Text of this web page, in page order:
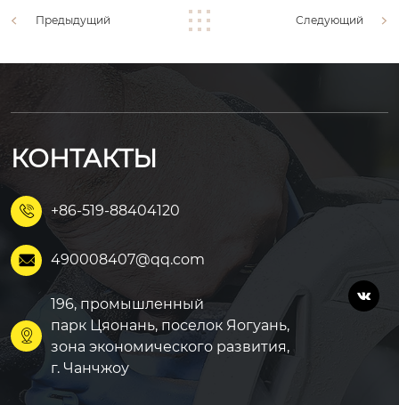
Предыдущий Следующий
КОНТАКТЫ
 +86-519-88404120
 490008407@qq.com

196, промышленный
парк Цяонань, поселок Яогуань,
зона экономического развития,
г. Чанчжоу
